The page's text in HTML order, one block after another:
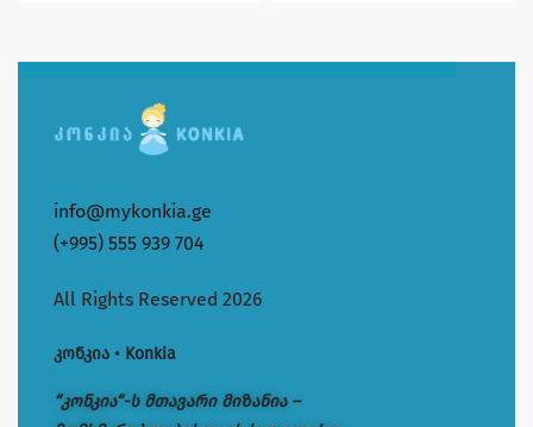
info@mykonkia.ge
(+995) 555 939 704
All Rights Reserved 2026
კონკია • Konkia
“კონკია“-ს მთავარი მიზანია –